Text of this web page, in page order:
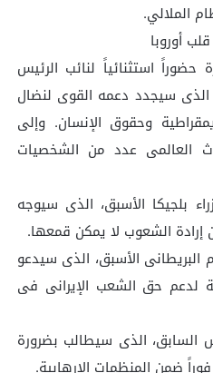
الملالي.
أوروبا
استثنائیاً لنائب الرئیس
الذی سیجدد دعمه القوی لنضال
وحقوق الإنسان. وإلى
العالمی عدد من الشخصیات
بلجیکا الأسبق، الذی سیوجه
إرادة الشعوب لا یمکن قمعها.
الأسبق، الذی سیدعو
لدعم حق الشعب الإیرانی فی
السابق، الذی سیطالب بضرورة
ضمن المنظمات الإرهابیة.